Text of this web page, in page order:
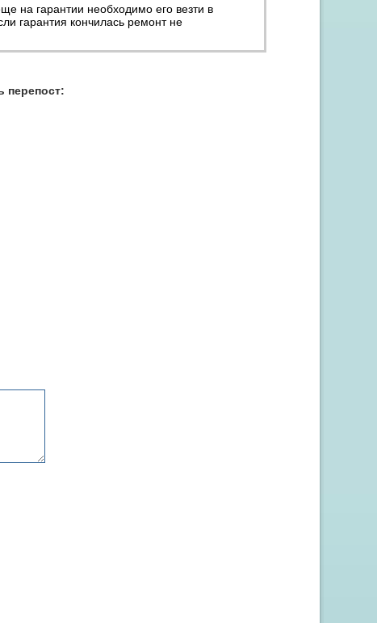
на гарантии необходимо его везти в
гарантия кончилась ремонт не
перепост: